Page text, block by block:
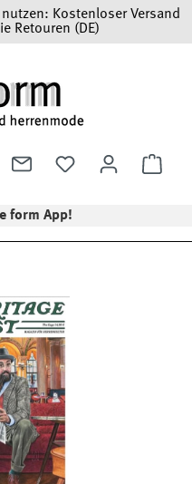
Kostenloser Versand
Retouren (DE)
form App!